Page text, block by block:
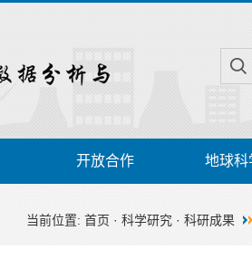
开放合作 地球科
当前位置: 首页 · 科学研究 · 科研成果